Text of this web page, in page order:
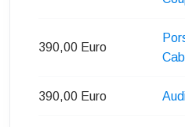
390,00 Euro
390,00 Euro